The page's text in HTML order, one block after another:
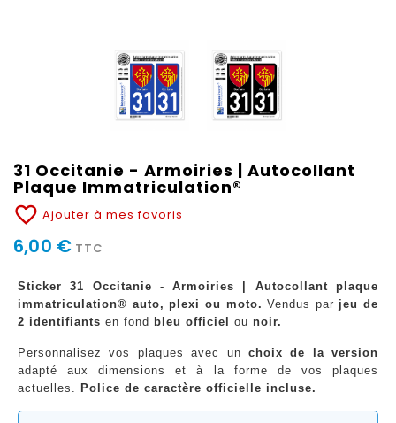
31 Occitanie - Armoiries | Autocollant
Plaque Immatriculation®
favorite_border Ajouter à mes favoris
6,00 € TTC
Sticker 31 Occitanie - Armoiries | Autocollant plaque
immatriculation® auto, plexi ou moto. Vendus par jeu de
2 identifiants en fond bleu officiel ou noir.
Personnalisez vos plaques avec un choix de la version
adapté aux dimensions et à la forme de vos plaques
actuelles. Police de caractère officielle incluse.